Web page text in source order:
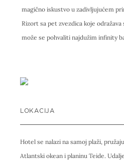
magično iskustvo u zadivljujućem
Rizort sa pet zvezdica koje
može se pohvaliti najdužim infinity
LOKACIJA
Hotel se nalazi na samoj plaži,
Atlantski okean i planinu Teide.